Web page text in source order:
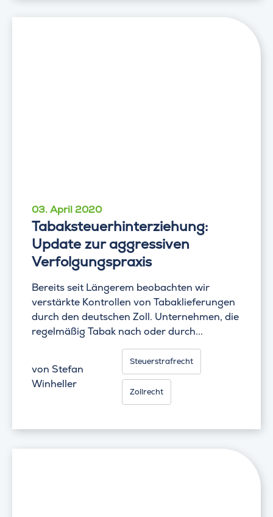
03. April 2020
Tabaksteuerhinterziehung:
Update zur aggressiven
Verfolgungspraxis
Bereits seit Längerem beobachten wir
verstärkte Kontrollen von Tabaklieferungen
durch den deutschen Zoll. Unternehmen, die
regelmäßig Tabak nach oder durch...
von Stefan
Winheller
Steuerstrafrecht
Zollrecht